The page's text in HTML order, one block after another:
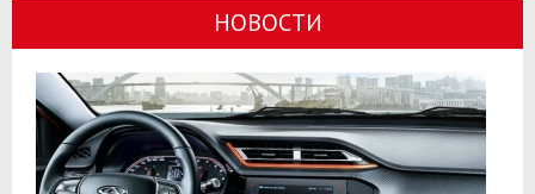
сегмента рынка. Ориентированный на молодежную
аудиторию, он выпускается в кузовах седан и хетчбек;
привлекательно выглядит имеет хорошую отделку и
достойную комплектацию.
Машина комплектуется разными сочетаниями
НОВОСТИ